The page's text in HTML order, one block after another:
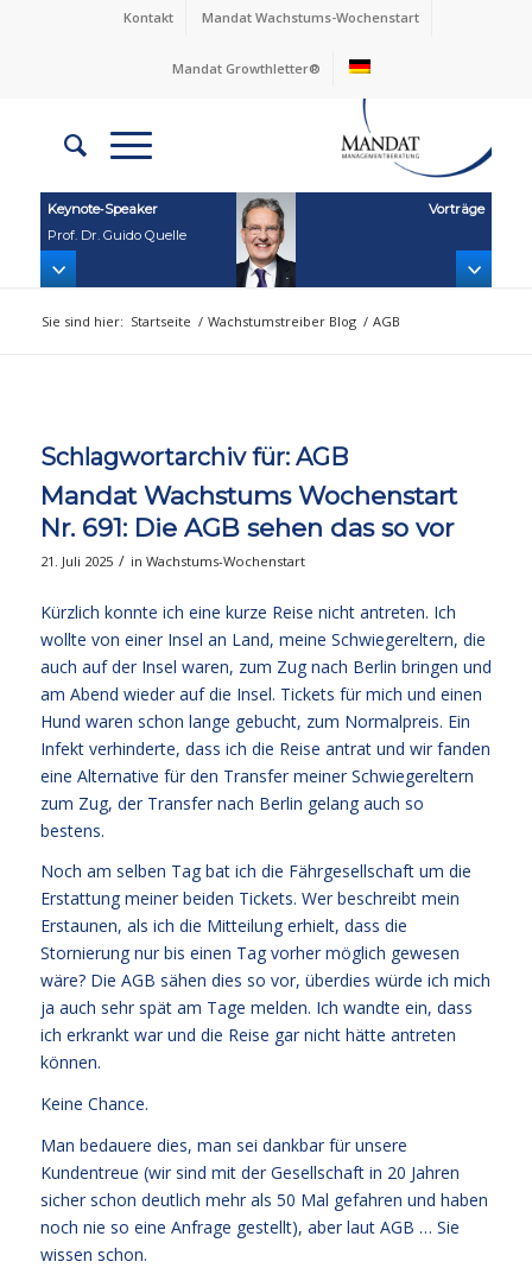
Kontakt Mandat Wachstums-Wochenstart
Mandat Growthletter®
Keynote‑Speaker
Prof. Dr. Guido Quelle
Vorträge
Sie sind hier: Startseite / Wachstumstreiber Blog / AGB
Schlagwortarchiv für: AGB
Mandat Wachstums Wochenstart
Nr. 691: Die AGB sehen das so vor
21. Juli 2025 / in Wachstums-Wochenstart
Kürzlich konnte ich eine kurze Reise nicht antreten. Ich
wollte von einer Insel an Land, meine Schwiegereltern, die
auch auf der Insel waren, zum Zug nach Berlin bringen und
am Abend wieder auf die Insel. Tickets für mich und einen
Hund waren schon lange gebucht, zum Normalpreis. Ein
Infekt verhinderte, dass ich die Reise antrat und wir fanden
eine Alternative für den Transfer meiner Schwiegereltern
zum Zug, der Transfer nach Berlin gelang auch so
bestens.
Noch am selben Tag bat ich die Fährgesellschaft um die
Erstattung meiner beiden Tickets. Wer beschreibt mein
Erstaunen, als ich die Mitteilung erhielt, dass die
Stornierung nur bis einen Tag vorher möglich gewesen
wäre? Die AGB sähen dies so vor, überdies würde ich mich
ja auch sehr spät am Tage melden. Ich wandte ein, dass
ich erkrankt war und die Reise gar nicht hätte antreten
können.
Keine Chance.
Man bedauere dies, man sei dankbar für unsere
Kundentreue (wir sind mit der Gesellschaft in 20 Jahren
sicher schon deutlich mehr als 50 Mal gefahren und haben
noch nie so eine Anfrage gestellt), aber laut AGB … Sie
wissen schon.